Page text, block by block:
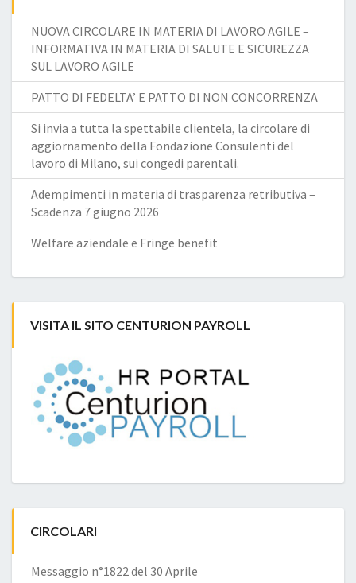
NUOVA CIRCOLARE IN MATERIA DI LAVORO AGILE –
INFORMATIVA IN MATERIA DI SALUTE E SICUREZZA
SUL LAVORO AGILE
PATTO DI FEDELTA’ E PATTO DI NON CONCORRENZA
Si invia a tutta la spettabile clientela, la circolare di
aggiornamento della Fondazione Consulenti del
lavoro di Milano, sui congedi parentali.
Adempimenti in materia di trasparenza retributiva –
Scadenza 7 giugno 2026
Welfare aziendale e Fringe benefit
VISITA IL SITO CENTURION PAYROLL
CIRCOLARI
Messaggio n°1822 del 30 Aprile